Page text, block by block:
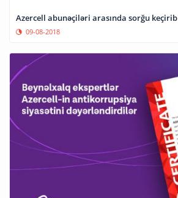
Azercell abunəçiləri arasında sorğu keçirib
09-08-2018